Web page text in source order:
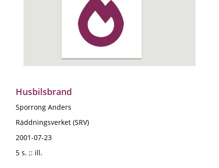
Husbilsbrand
Sporrong Anders
Räddningsverket (SRV)
2001-07-23
5 s. ;: ill.